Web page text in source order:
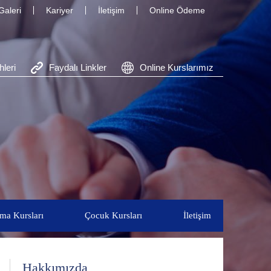
Kariyer İletişim Online Ödeme
Faydalı Linkler Online Kurslarımız
Kursları Çocuk Kursları İletişim
Hakkımızda